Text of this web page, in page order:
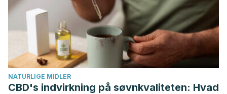
hiperfosfatemia en la enfermedad renal crónica, como
evitarla y tratarla por medidas nutricionales.” Revista
Colombiana de Nefrología4.1 (2017): 38-56.
Martín, Antonia García, et al. “Trastornos del fosfato y
actitud clínica ante situaciones de hipofosfatemia e
hiperfosfatemia.”
Endocrinología, Diabetes y Nutrición
NATURLIGE MIDLER
CBD's indvirkning på søvnkvaliteten: Hvad